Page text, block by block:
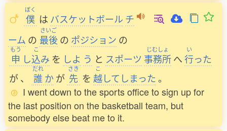
ぼく
僕 は バスケットボール チ
ーム の
さいご
最後 の ポジション の
もう
申 し
こ
込み を しよ う と スポーツ
じむしょ
事務所へ
い
行った
が、
だれ
誰 か が
さき
先 を
こ
越してしまった。
I went down to the sports office to sign up for
the last position on the basketball team, but
somebody else beat me to it.